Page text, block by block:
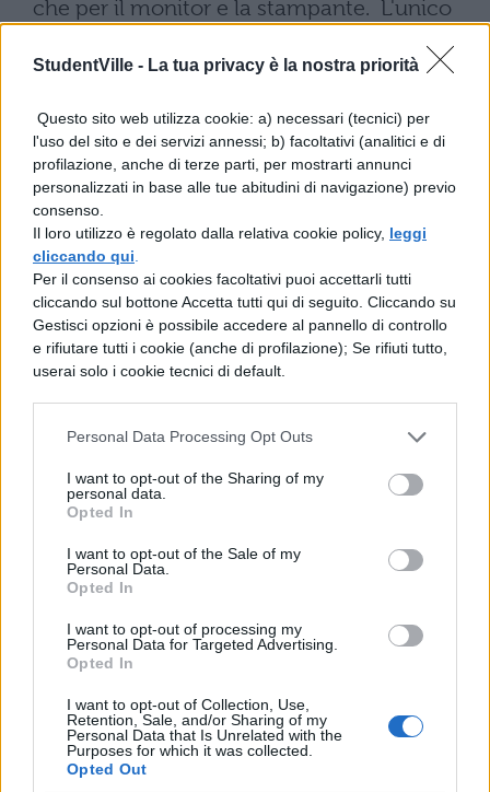
StudentVille - La tua privacy è la nostra priorità
Questo sito web utilizza cookie: a) necessari (tecnici) per
l'uso del sito e dei servizi annessi; b) facoltativi (analitici e di
profilazione, anche di terze parti, per mostrarti annunci
personalizzati in base alle tue abitudini di navigazione) previo
consenso.
Il loro utilizzo è regolato dalla relativa cookie policy, leggi
cliccando qui
Per il consenso ai cookies facoltativi puoi accettarli tutti
cliccando sul bottone Accetta tutti qui di seguito. Cliccando su
Gestisci opzioni è possibile accedere al pannello di controllo
e rifiutare tutti i cookie (anche di profilazione); Se rifiuti tutto,
userai solo i cookie tecnici di default.
Personal Data Processing Opt Outs
I want to opt-out of the Sharing of my
personal data.
Opted In
I want to opt-out of the Sale of my
Personal Data.
Opted In
I want to opt-out of processing my
Personal Data for Targeted Advertising.
Opted In
I want to opt-out of Collection, Use,
Retention, Sale, and/or Sharing of my
Personal Data that Is Unrelated with the
Purposes for which it was collected.
Opted Out
che per il monitor e la stampante. L'unico
Altro particolare fu la scelta del processore,
un Intel 8088 a 16bit, mentre al momento
tutti usavano ancora CPU a 8bit, oppure
anche la scelta della tastiera separata dal
corpo centrale, quando tutti invece
producevano ancora computer
monoblocco. Ma probabilmente l'elemento
scatenante del successo del PC fu la scelta
dell'architettura. Infatti IBM optò per un
produttori di componenti furono subito
aggiuntive per il PC, ma non solo … anche
momento del lancio, di vendere circa
500mila PC in cinque anni. La quota venne
raggiunta prima della fine del secondo
anno di produzione! Purtroppo (… o per
fortuna) la scelta della architettura "aperta"
si ritorcerà contro IBM stessa: le società che
si videro togliere quote di mercato dal PC